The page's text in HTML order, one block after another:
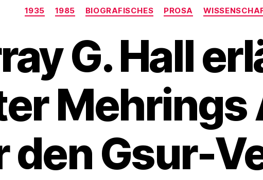
Kategorien
1935 1985 BIOGRAFISCHES PROSA
G. Hall
Mehrings
den Gsur-